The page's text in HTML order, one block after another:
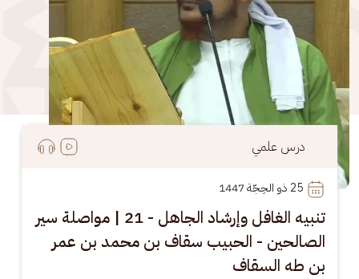
درس علمي
25 ذو الحِجّة 1447
تنبيه الغافل وإرشاد الجاهل - 21 | مواصلة سير
الصالحين - الحبيب سقاف بن محمد بن عمر
بن طه السقاف